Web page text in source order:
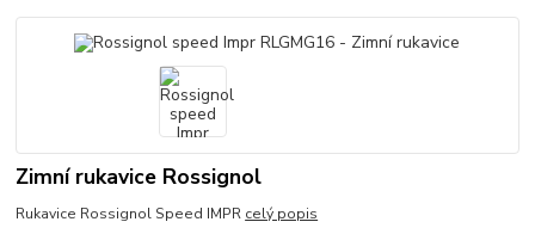
Zimní rukavice Rossignol
Rukavice Rossignol Speed IMPR celý popis